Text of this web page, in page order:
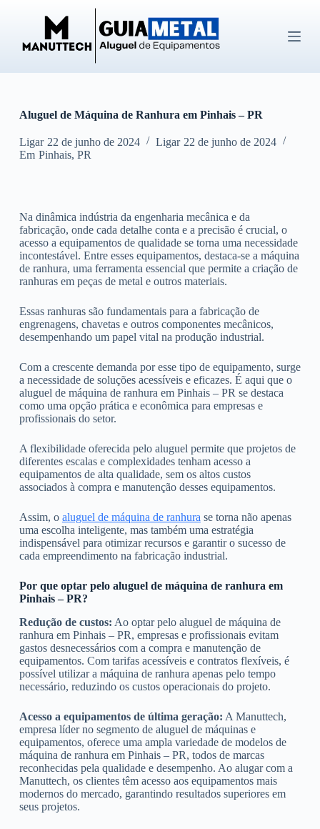
o
d
o
Aluguel de Máquina de Ranhura em Pinhais – PR
Ligar 22 de junho de 2024 Ligar 22 de junho de 2024
Em Pinhais, PR
Na dinâmica indústria da engenharia mecânica e da
fabricação, onde cada detalhe conta e a precisão é crucial, o
acesso a equipamentos de qualidade se torna uma necessidade
incontestável. Entre esses equipamentos, destaca-se a máquina
de ranhura, uma ferramenta essencial que permite a criação de
ranhuras em peças de metal e outros materiais.
Essas ranhuras são fundamentais para a fabricação de
engrenagens, chavetas e outros componentes mecânicos,
desempenhando um papel vital na produção industrial.
Com a crescente demanda por esse tipo de equipamento, surge
a necessidade de soluções acessíveis e eficazes. É aqui que o
aluguel de máquina de ranhura em Pinhais – PR se destaca
como uma opção prática e econômica para empresas e
profissionais do setor.
A flexibilidade oferecida pelo aluguel permite que projetos de
diferentes escalas e complexidades tenham acesso a
equipamentos de alta qualidade, sem os altos custos
associados à compra e manutenção desses equipamentos.
Assim, o aluguel de máquina de ranhura se torna não apenas
uma escolha inteligente, mas também uma estratégia
indispensável para otimizar recursos e garantir o sucesso de
cada empreendimento na fabricação industrial.
Por que optar pelo aluguel de máquina de ranhura em
Pinhais – PR?
Redução de custos: Ao optar pelo aluguel de máquina de
ranhura em Pinhais – PR, empresas e profissionais evitam
gastos desnecessários com a compra e manutenção de
equipamentos. Com tarifas acessíveis e contratos flexíveis, é
possível utilizar a máquina de ranhura apenas pelo tempo
necessário, reduzindo os custos operacionais do projeto.
Acesso a equipamentos de última geração: A Manuttech,
empresa líder no segmento de aluguel de máquinas e
equipamentos, oferece uma ampla variedade de modelos de
máquina de ranhura em Pinhais – PR, todos de marcas
reconhecidas pela qualidade e desempenho. Ao alugar com a
Manuttech, os clientes têm acesso aos equipamentos mais
modernos do mercado, garantindo resultados superiores em
seus projetos.